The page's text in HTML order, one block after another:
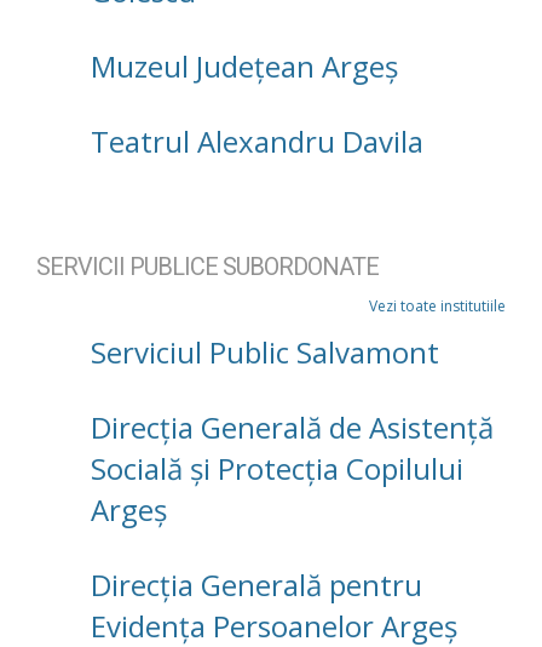
Muzeul Județean Argeș
Teatrul Alexandru Davila
SERVICII PUBLICE SUBORDONATE
Vezi toate institutiile
Serviciul Public Salvamont
Direcţia Generală de Asistenţă
Socială şi Protecţia Copilului
Argeş
Direcția Generală pentru
Evidența Persoanelor Argeș